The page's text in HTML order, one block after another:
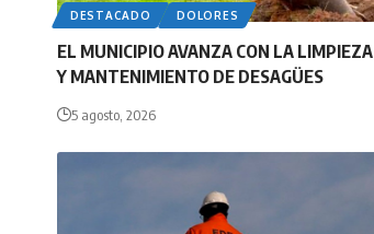
DESTACADO DOLORES
EL MUNICIPIO AVANZA CON LA LIMPIEZA
Y MANTENIMIENTO DE DESAGÜES
5 agosto, 2026